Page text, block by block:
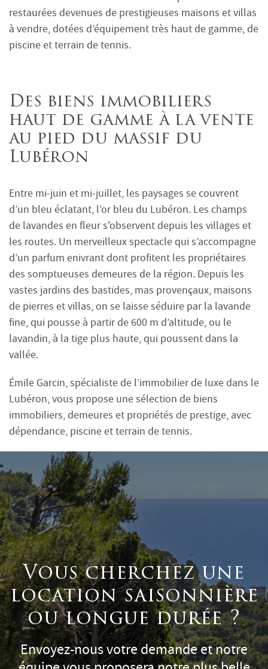
restaurées devenues de prestigieuses maisons et villas
à vendre, dotées d’équipement très haut de gamme, de
piscine et terrain de tennis.
Des biens immobiliers
haut de gamme à la vente
au pied du massif du
Lubéron
Entre mi-juin et mi-juillet, les paysages se couvrent
d’un bleu éclatant, l’or bleu du Lubéron. Les champs
de lavandes en fleur s'observent depuis les villages et
les routes. Un merveilleux spectacle qui s’accompagne
d’un parfum enivrant dont profitent les propriétaires
des somptueuses demeures de la région. Depuis les
vastes jardins des bastides, mas provençaux, maisons
de pierres et villas, on se laisse séduire par la lavande
fine, qui pousse à partir de 600 m d’altitude, ou le
lavandin, à la tige plus haute, qui poussent dans la
vallée.
Émile Garcin, spécialiste de l’immobilier de luxe dans le
Lubéron, vous propose une sélection de biens
immobiliers, demeures et propriétés de prestige, avec
dépendance, piscine et terrain de tennis.
Vous cherchez une
location saisonnière
ou longue durée ?
Envoyez-nous votre demande et notre